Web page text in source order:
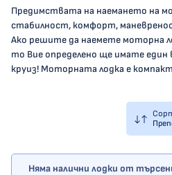
Предимствата на наемането на
стабилност, комфорт,
Ако решите да наемете моторна
то Вие определено ще имате един
круиз! Моторната лодка е
Няма налични лодки от